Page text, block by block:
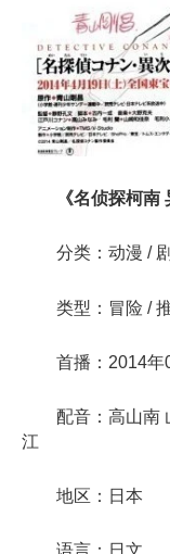
《名侦探柯南
分类：动漫 /
类型：冒险 /
首播：2014年
配音：高山南
江
地区：日本